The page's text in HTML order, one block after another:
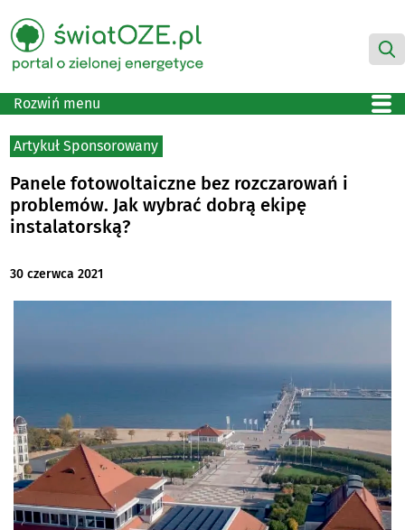
Rozwiń menu
Artykuł Sponsorowany
Panele fotowoltaiczne bez rozczarowań i
problemów. Jak wybrać dobrą ekipę
instalatorską?
30 czerwca 2021